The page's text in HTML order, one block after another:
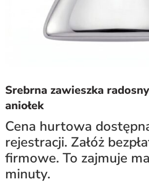
Srebrna zawieszka radosny
aniołek
Cena hurtowa
rejestracji. Załóż
firmowe. To zajmuje
minuty.